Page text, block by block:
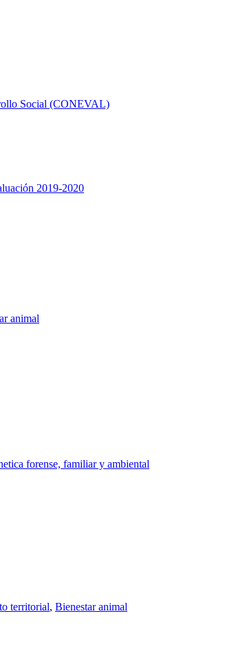
Social (CONEVAL)
2019-2020
animal
forense, familiar y ambiental
territorial, Bienestar animal